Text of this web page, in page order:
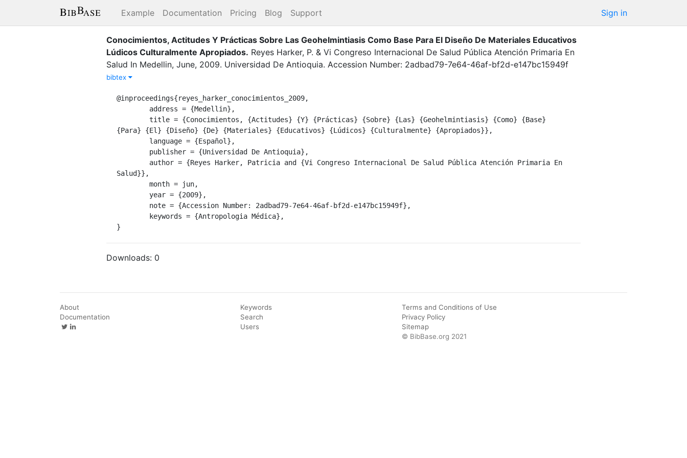
Example Documentation Pricing Blog Support Sign in
Conocimientos, Actitudes Y Prácticas Sobre Las Geohelmintiasis Como Base Para El Diseño De Materiales Educativos
Lúdicos Culturalmente Apropiados. Reyes Harker, P. & Vi Congreso Internacional De Salud Pública Atención Primaria En
Salud In Medellin, June, 2009. Universidad De Antioquia. Accession Number: 2adbad79-7e64-46af-bf2d-e147bc15949f
bibtex
@inproceedings{reyes_harker_conocimientos_2009,
{Para} {El} {Diseño} {De} {Materiales} {Educativos} {Lúdicos} {Culturalmente} {Apropiados}},
Salud}},
}
Downloads: 0
About
Documentation
Keywords
Search
Users
Terms and Conditions of Use
Privacy Policy
Sitemap
© BibBase.org 2021